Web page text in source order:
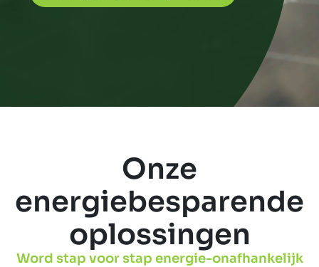
Onze
energiebesparende
oplossingen
Word stap voor stap energie-onafhankelijk